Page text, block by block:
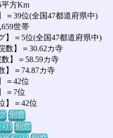
平方Km
＝39位(全国47都道府県中)
世帯
】＝5位(全国47都道府県中)
数】＝30.62カ寺
】＝58.59カ寺
】＝74.87カ寺
＝42位
＝7位
】＝42位
別窓
) 別窓